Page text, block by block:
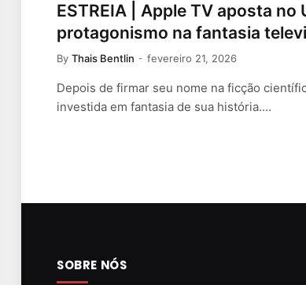
ESTREIA | Apple TV aposta no
protagonismo na fantasia
By Thais Bentlin fevereiro 21, 2026
Depois de firmar seu nome na ficção
investida em fantasia de sua história.…
SOBRE NÓS